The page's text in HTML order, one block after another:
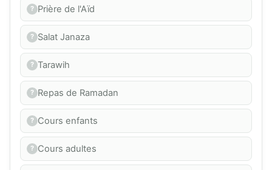
Prière de l'Aïd
Salat Janaza
Tarawih
Repas de Ramadan
Cours enfants
Cours adultes